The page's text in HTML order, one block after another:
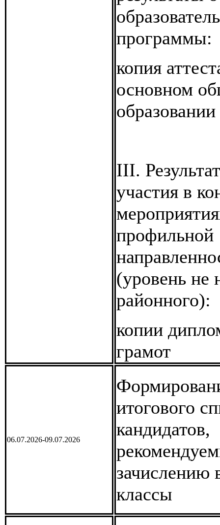
программы:
копия
основном
образовании
III.
участия в
профильной
(уровень не
районного):
копии
грамот
06.07.2026-09.07.2026
итогового
кандидатов,
зачислению
классы